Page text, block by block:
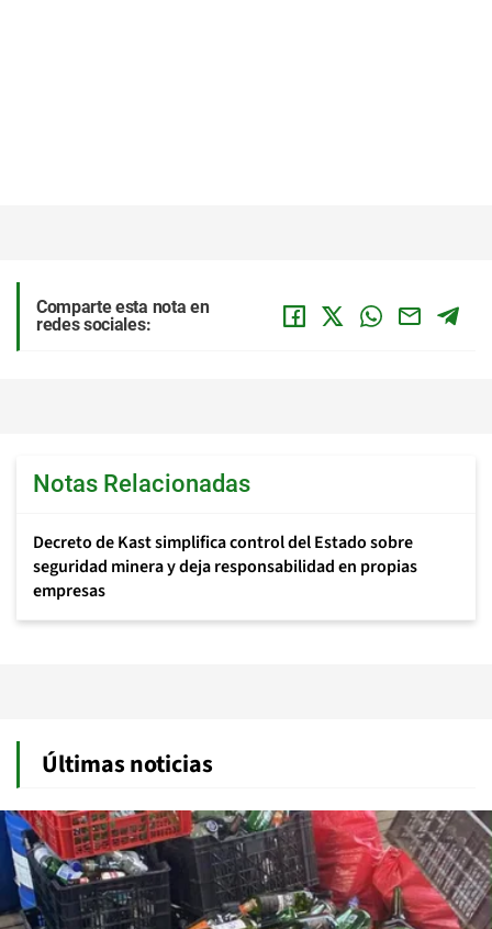
Comparte esta nota en
redes sociales:
Notas Relacionadas
Decreto de Kast simplifica control del Estado sobre
seguridad minera y deja responsabilidad en propias
empresas
Últimas noticias